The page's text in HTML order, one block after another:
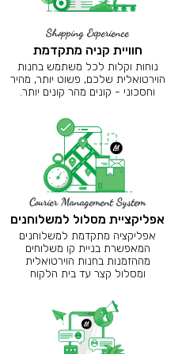
Shopping Experience
חוויית קניה מתקדמת
נוחות וקלות לכל משתמש בחנות
הוירטואלית שלכם, פשוט יותר, מהיר
וחסכוני - קונים מהר קונים יותר.
Courier Management System
אפליקציית מסלול למשלוחנים
אפליקציה מתקדמת למשלוחנים
המאפשרת בניית קו משלוחים
מההזמנות בחנות הוירטואלית
ומסלול קצר עד בית הלקוח